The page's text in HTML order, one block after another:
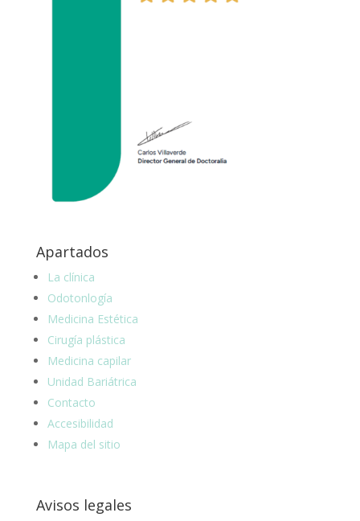
Apartados
La clínica
Odotonlogía
Medicina Estética
Cirugía plástica
Medicina capilar
Unidad Bariátrica
Contacto
Accesibilidad
Mapa del sitio
Avisos legales